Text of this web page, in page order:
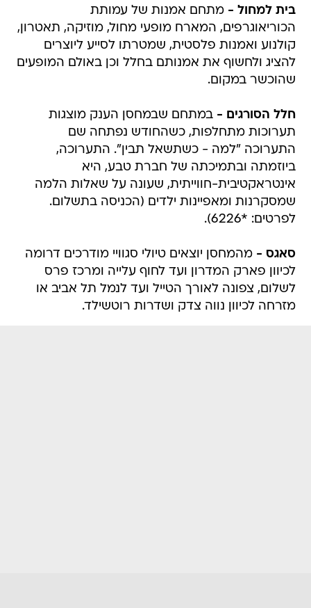
בית למחול - מתחם אמנות של עמותת
הכוריאוגרפים, המארח מופעי מחול, מוזיקה, תאטרון,
קולנוע ואמנות פלסטית, שמטרתו לסייע ליוצרים
להציג ולחשוף את אמנותם בחלל וכן באולם המופעים
שהוכשר במקום.
חלל הסורגים - במתחם שבמחסן הענק מוצגות
תערוכות מתחלפות, כשהחודש נפתחה שם
התערוכה "למה - כשתשאל תבין". התערוכה,
ביוזמתה ובתמיכתה של חברת טבע, היא
אינטראקטיבית-חווייתית, שעונה על שאלות הלמה
שמסקרנות ומאפיינות ילדים (הכניסה בתשלום.
לפרטים: *6226).
סאגס - מהמחסן יוצאים טיולי סגוויי מודרכים דרומה
לכיוון פארק המדרון ועד לחוף עלייה ומרכז פרס
לשלום, צפונה לאורך הטייל ועד לנמל תל אביב או
מזרחה לכיוון נווה צדק ושדרות רוטשילד.